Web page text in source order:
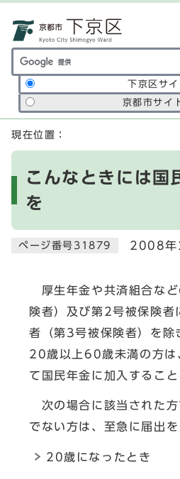
サイト内検索の範囲
下京区サイ
京都市サイ
ここから本文です
現在位置：
こんなときには国
を
ページ番号31879 2008年
厚生年金や共済組合な
険者）及び第2号被保険者
者（第3号被保険者）を除
20歳以上60歳未満の方は
て国民年金に加入すること
次の場合に該当された方
でない方は、至急に届出を
20歳になったとき